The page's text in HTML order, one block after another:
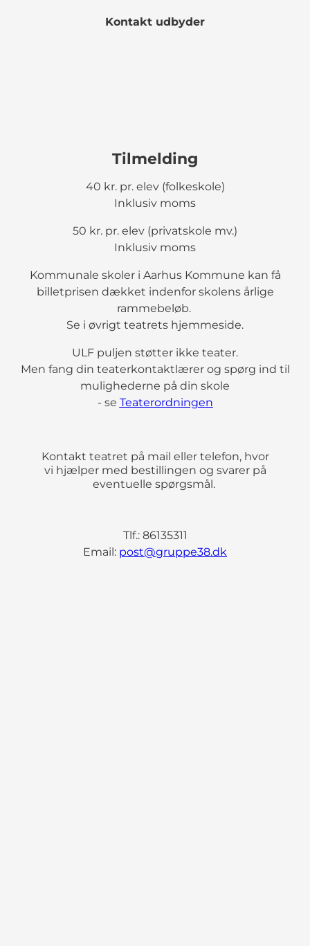
Kontakt udbyder
Tilmelding
40 kr. pr. elev (folkeskole)
Inklusiv moms
50 kr. pr. elev (privatskole mv.)
Inklusiv moms
Kommunale skoler i Aarhus Kommune kan få
billetprisen dækket indenfor skolens årlige
rammebeløb.
Se i øvrigt teatrets hjemmeside.
ULF puljen støtter ikke teater.
Men fang din teaterkontaktlærer og spørg ind til
mulighederne på din skole
- se Teaterordningen
Kontakt teatret på mail eller telefon, hvor
vi hjælper med bestillingen og svarer på
eventuelle spørgsmål.
Tlf.: 86135311
Email: post@gruppe38.dk